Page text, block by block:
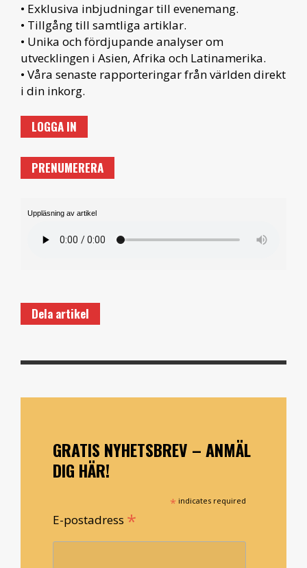
• Exklusiva inbjudningar till evenemang.
• Tillgång till samtliga artiklar.
• Unika och fördjupande analyser om
utvecklingen i Asien, Afrika och Latinamerika.
• Våra senaste rapporteringar från världen direkt
i din inkorg.
LOGGA IN
PRENUMERERA
Uppläsning av artikel
Dela artikel
GRATIS NYHETSBREV – ANMÄL
DIG HÄR!
* indicates required
E-postadress *